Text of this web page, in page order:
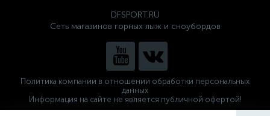
DFSPORT.RU
Сеть магазинов горных лыж и сноубордов
Политика компании в отношении обработки персональных
данных
Информация на сайте не является публичной офертой!